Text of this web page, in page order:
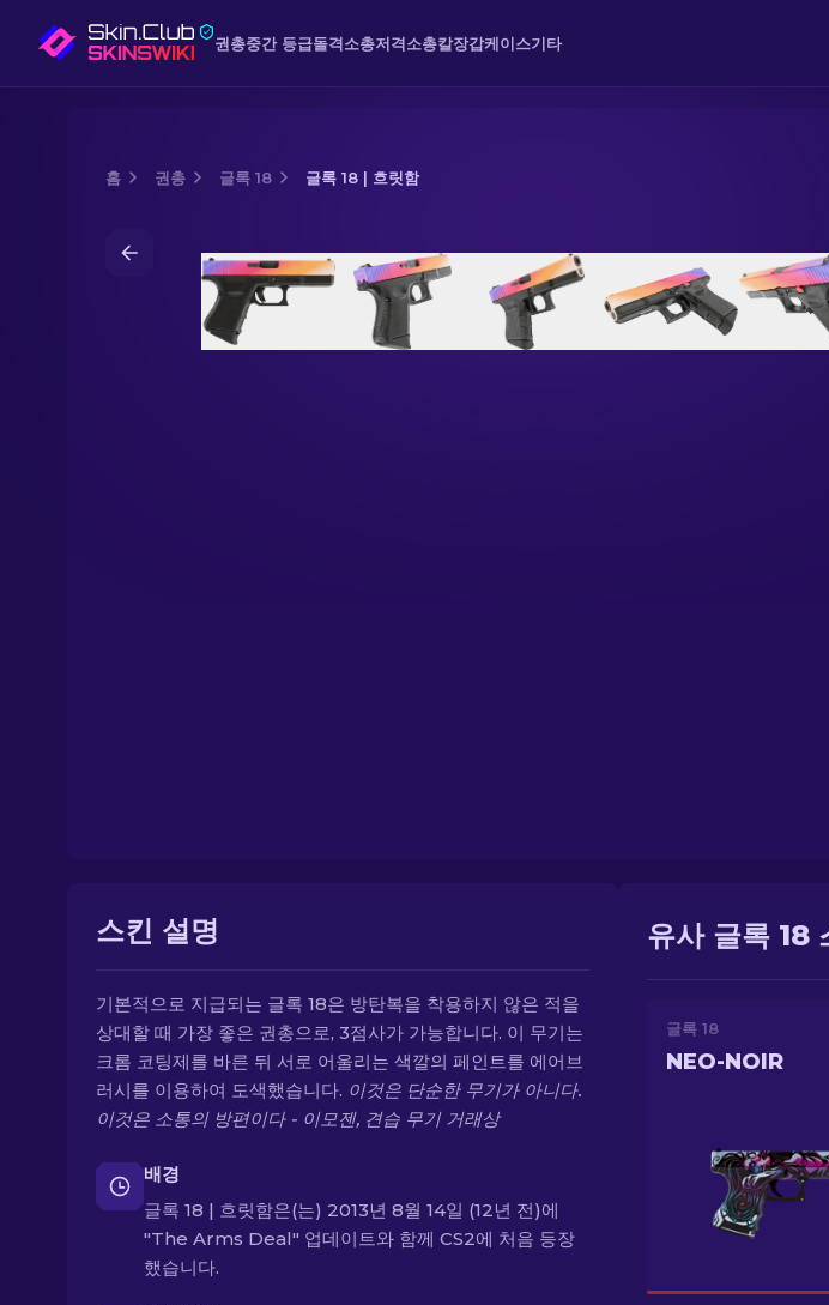
권총중간 등급돌격소총저격소총칼장갑케이스기타
홈 권총 글록 18 글록 18 | 흐릿함
Media of 글록 18 | 흐릿함
스킨 설명
기본적으로 지급되는 글록 18은 방탄복을 착용하지 않은 적을
상대할 때 가장 좋은 권총으로, 3점사가 가능합니다. 이 무기는
크롬 코팅제를 바른 뒤 서로 어울리는 색깔의 페인트를 에어브
러시를 이용하여 도색했습니다. 이것은 단순한 무기가 아니다.
이것은 소통의 방편이다 - 이모젠, 견습 무기 거래상
배경
글록 18 | 흐릿함은(는) 2013년 8월 14일 (12년 전)에
"The Arms Deal" 업데이트와 함께 CS2에 처음 등장
했습니다.
유사 글록 18
글록 18
NEO-NOIR